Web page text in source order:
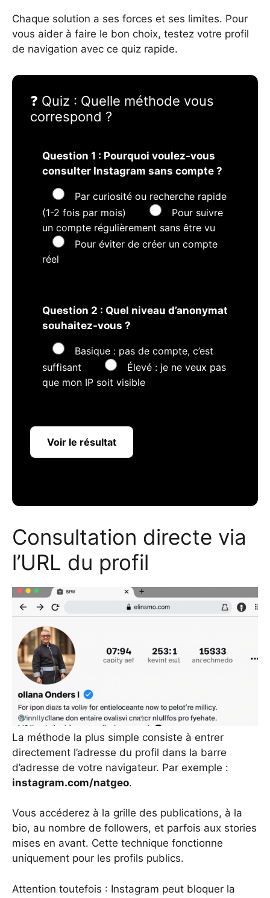
Chaque solution a ses forces et ses limites. Pour
vous aider à faire le bon choix, testez votre profil
de navigation avec ce quiz rapide.
❓ Quiz : Quelle méthode vous
correspond ?
Question 1 : Pourquoi voulez-vous
consulter Instagram sans compte ?
Par curiosité ou recherche rapide
(1-2 fois par mois)
Pour suivre
un compte régulièrement sans être vu
Pour éviter de créer un compte
réel
Question 2 : Quel niveau d’anonymat
souhaitez-vous ?
Basique : pas de compte, c’est
suffisant
Élevé : je ne veux pas
que mon IP soit visible
Voir le résultat
Consultation directe via
l’URL du profil
La méthode la plus simple consiste à entrer
directement l’adresse du profil dans la barre
d’adresse de votre navigateur. Par exemple :
instagram.com/natgeo.
Vous accéderez à la grille des publications, à la
bio, au nombre de followers, et parfois aux stories
mises en avant. Cette technique fonctionne
uniquement pour les profils publics.
Attention toutefois : Instagram peut bloquer la